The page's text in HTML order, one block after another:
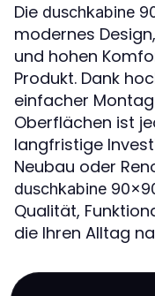
Die duschkabine
modernes
und hohen
Produkt. Dank
einfacher
Oberflächen ist
langfristige
Neubau oder
duschkabine
Qualität,
die Ihren Alltag